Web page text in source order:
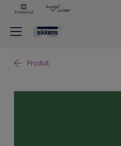
Produit